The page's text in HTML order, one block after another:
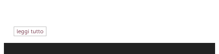
leggi tutto